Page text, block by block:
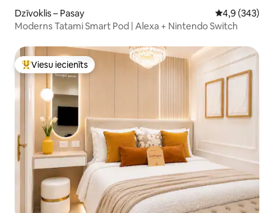
Dzīvoklis – Pasay Vidējais
4,9 (343)
Moderns Tatami Smart Pod | Alexa + Nintendo Switch
Populārs viesu iecienīts mājoklis
Viesu iecienīts